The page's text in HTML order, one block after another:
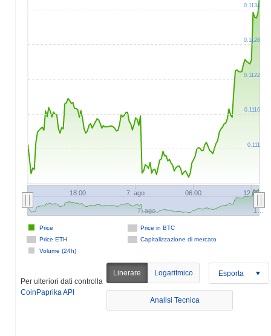
18:00 7. ago 06:00 12:00
Price in BTC
Price ETH
Capitalizzazione di mercato
Volume (24h)
Price
7. ago 1…
0.111
0.1116
0.1122
0.1128
0.1134
Per ulteriori dati controlla
CoinPaprika API
Linerare Logaritmico Esporta
Analisi Tecnica